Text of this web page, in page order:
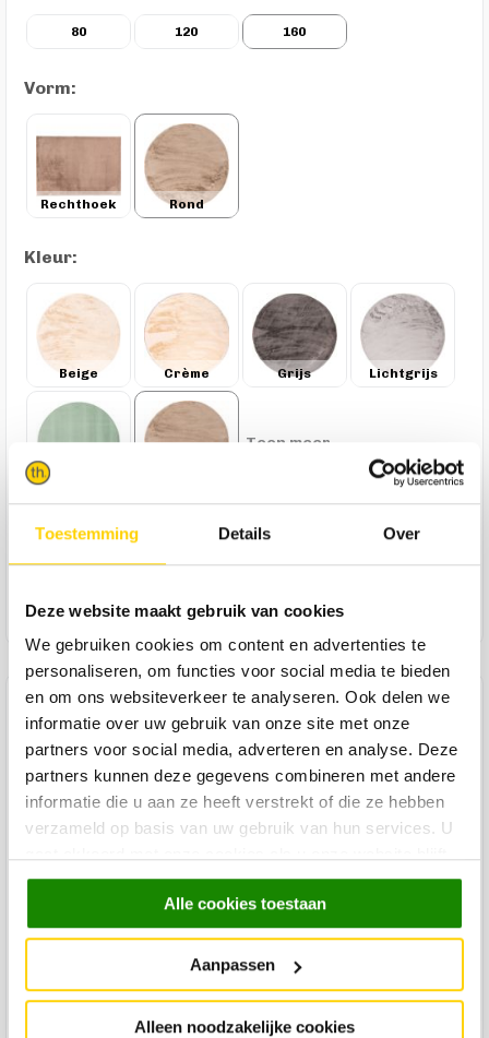
Toestemming Details Over
Deze website maakt gebruik van cookies
We gebruiken cookies om content en advertenties te
personaliseren, om functies voor social media te bieden
en om ons websiteverkeer te analyseren. Ook delen we
informatie over uw gebruik van onze site met onze
partners voor social media, adverteren en analyse. Deze
partners kunnen deze gegevens combineren met andere
informatie die u aan ze heeft verstrekt of die ze hebben
verzameld op basis van uw gebruik van hun services. U
gebruiken.
Alle cookies toestaan
Aanpassen
Alleen noodzakelijke cookies
80 120 160
Vorm:
Rechthoek Rond
Kleur:
Beige Crème Grijs Lichtgrijs
Mintgroen
Toon meer
189,-
In winkelmandje
Product specificaties
Materiaal vloerkleed
100% Polyester
Geschikt Binnen/Buiten
Merk
Trendhopper
Levertijd
Minimale levertijd van 2 weken.
Kleur
Taupe
100% Polyester